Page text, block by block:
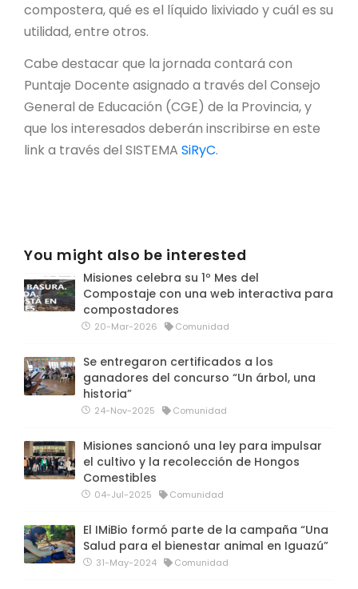
compostera, qué es el líquido lixiviado y cuál es su
utilidad, entre otros.
Cabe destacar que la jornada contará con
Puntaje Docente asignado a través del Consejo
General de Educación (CGE) de la Provincia, y
que los interesados deberán inscribirse en este
link a través del SISTEMA SiRyC.
You might also be interested
Misiones celebra su 1º Mes del
Compostaje con una web interactiva para
compostadores
20-Mar-2026 Comunidad
Se entregaron certificados a los
ganadores del concurso “Un árbol, una
historia”
24-Nov-2025 Comunidad
Misiones sancionó una ley para impulsar
el cultivo y la recolección de Hongos
Comestibles
04-Jul-2025 Comunidad
El IMiBio formó parte de la campaña “Una
Salud para el bienestar animal en Iguazú”
31-May-2024 Comunidad